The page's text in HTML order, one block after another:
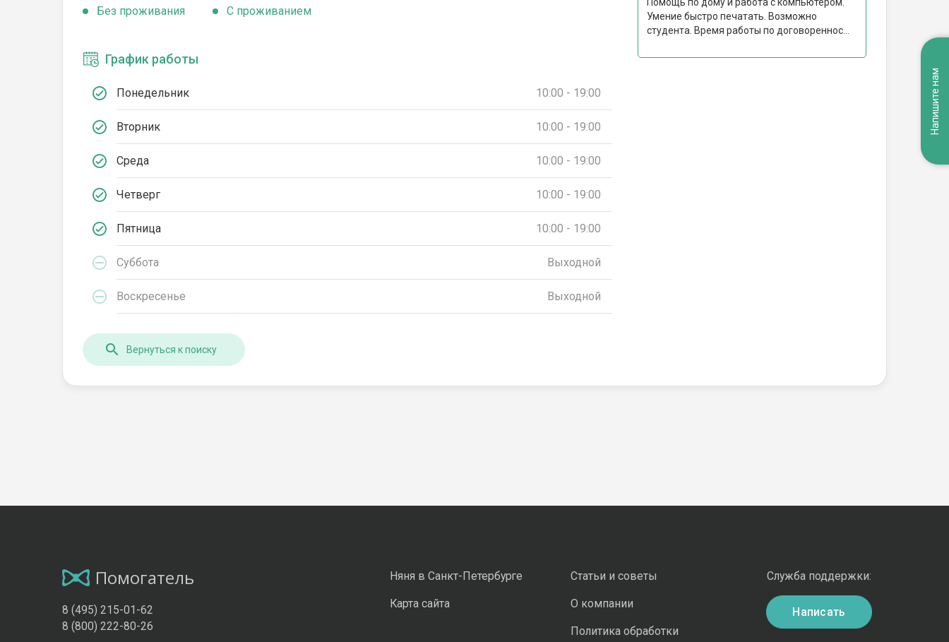
Без проживания
С проживанием
График работы
Понедельник 10:00 - 19:00
Вторник 10:00 - 19:00
Среда 10:00 - 19:00
Четверг 10:00 - 19:00
Пятница 10:00 - 19:00
Суббота Выходной
Воскресенье Выходной
Умение быстро печатать. Возможно
студента. Время работы по договореннос...
Вернуться к поиску
Помогатель
8 (495) 215-01-62
8 (800) 222-80-26
Няня в Санкт-Петербурге
Карта сайта
Статьи и советы
О компании
Политика обработки
Служба поддержки:
Написать
Напишите нам